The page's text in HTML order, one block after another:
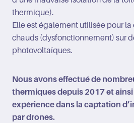
thermique).
Elle est également utilisée pour
chauds (dysfonctionnement) sur
photovoltaïques.
Nous avons effectué de
thermiques depuis 2017 et
expérience dans la captation
par drones.